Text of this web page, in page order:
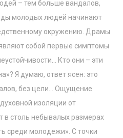
– тем больше вандалов,
молодых людей начинают
окружению. Драмы
собой первые симптомы
Кто они – эти
Я думаю, ответ ясен: это
без цели… Ощущение
изоляции от
столь небывалых размерах
среди молодежи». С точки